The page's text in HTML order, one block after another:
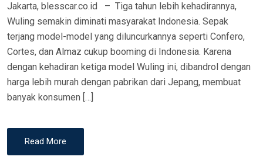
Jakarta, blesscar.co.id – Tiga tahun lebih kehadirannya,
Wuling semakin diminati masyarakat Indonesia. Sepak
terjang model-model yang diluncurkannya seperti Confero,
Cortes, dan Almaz cukup booming di Indonesia. Karena
dengan kehadiran ketiga model Wuling ini, dibandrol dengan
harga lebih murah dengan pabrikan dari Jepang, membuat
banyak konsumen […]
Read More